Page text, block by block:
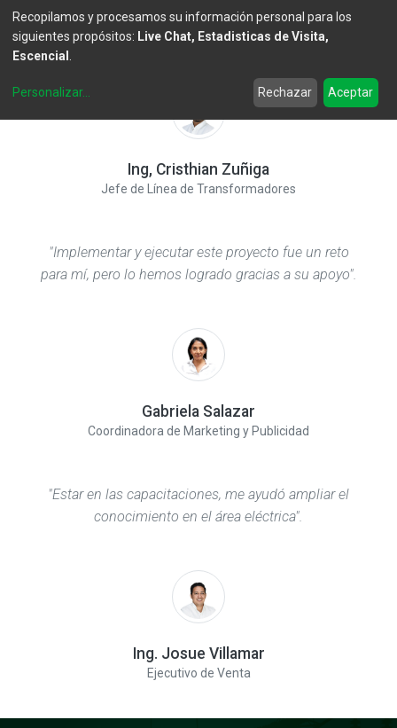
"Para mí es un reto ser parte de Master eléctrico".
Ing, Cristhian Zuñiga
Jefe de Línea de Transformadores
"Implementar y ejecutar este proyecto fue un reto
para mí, pero lo hemos logrado gracias a su apoyo".
Gabriela Salazar
Coordinadora de Marketing y Publicidad
"Estar en las capacitaciones, me ayudó ampliar el
conocimiento en el área eléctrica".
Ing. Josue Villamar
Ejecutivo de Venta
Recopilamos y procesamos su información personal para los
siguientes propósitos: Live Chat, Estadisticas de Visita,
Escencial
Personalizar... Rechazar Aceptar